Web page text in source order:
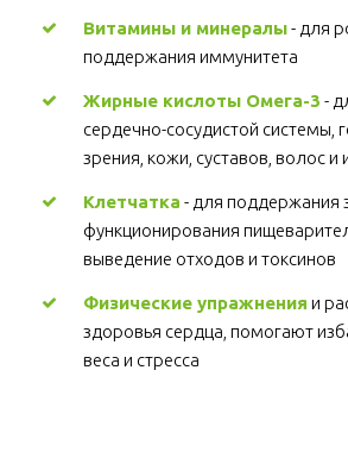
Витамины и минералы - для
поддержания иммунитета
Жирные кислоты Омега-3 -
сердечно-сосудистой системы,
зрения, кожи, суставов, волос
Клетчатка - для поддержания
функционирования
выведение отходов и токсинов
Физические упражнения и
здоровья сердца, помогают
веса и стресса